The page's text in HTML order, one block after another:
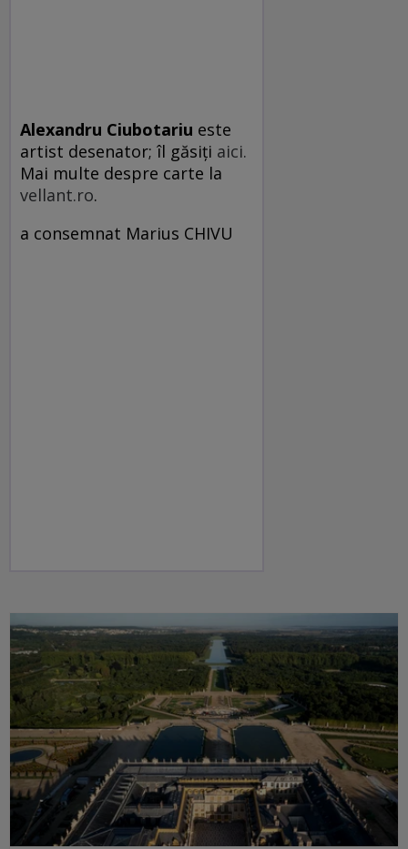
Alexandru Ciubotariu este
artist desenator; îl găsiţi aici.
Mai multe despre carte la
vellant.ro.
a consemnat Marius CHIVU